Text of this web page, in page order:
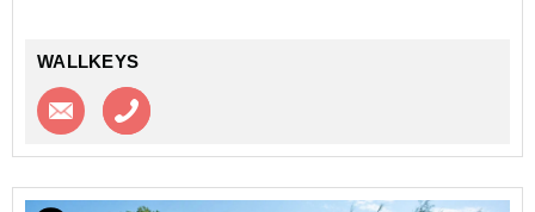
WALLKEYS
Contacter l'agence